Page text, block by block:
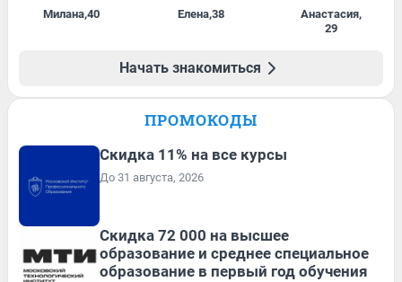
Милана,40 Елена,38 Анастасия,
29
Начать знакомиться
ПРОМОКОДЫ
Скидка 11% на все курсы
До 31 августа, 2026
Скидка 72 000 на высшее
образование и среднее специальное
образование в первый год обучения